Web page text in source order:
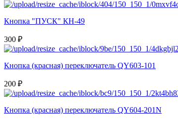
Кнопка "ПУСК" КН-49
300 ₽
Кнопка (красная) переключатель QY603-101
200 ₽
Кнопка (красная) переключатель QY604-201N